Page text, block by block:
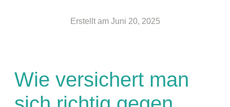
Erstellt am Juni 20, 2025
Wie versichert man